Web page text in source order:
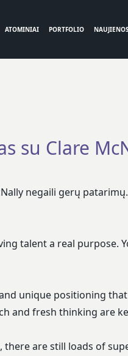
ATOMINIAI PORTFOLIO NAUJIENOS
su Clare
negaili gerų
talent a real purpose.
and unique positioning
and fresh thinking are
there are still loads of